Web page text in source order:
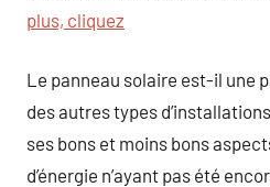
plus, cliquez
Le panneau solaire est-il une
des autres types
ses bons et moins bons
d’énergie n’ayant pas été